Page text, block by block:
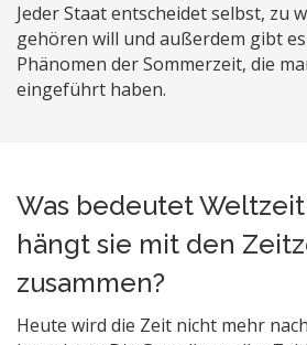
Jeder Staat entscheidet selbst, zu
gehören will und außerdem gibt
Phänomen der Sommerzeit, die
eingeführt haben.
Was bedeutet
hängt sie mit den
zusammen?
Heute wird die Zeit nicht mehr